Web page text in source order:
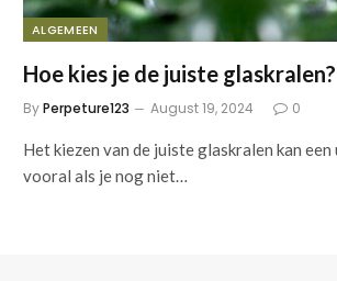
ALGEMEEN
Hoe kies je de juiste glaskralen?
ByPerpeture123 August 19, 2024 0
Het kiezen van de juiste glaskralen kan
vooral als je nog niet…